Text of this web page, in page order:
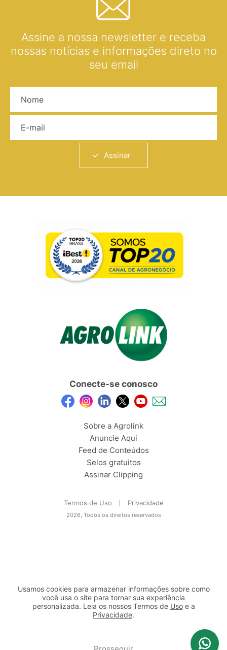
Assine a nossa newsletter e receba
nossas notícias e informações direto no
seu email
Assinar
Conecte-se conosco
Sobre a Agrolink
Anuncie Aqui
Feed de Conteúdos
Selos gratuitos
Assinar Clipping
Termos de Uso Privacidade
2026, Todos os direitos reservados
Usamos cookies para armazenar informações sobre como
você usa o site para tornar sua experiência
personalizada. Leia os nossos Termos de Usoe a
Privacidade.